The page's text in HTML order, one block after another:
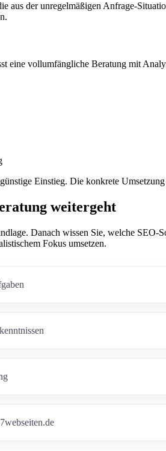
aus der unregelmäßigen Anfrage-
eine vollumfängliche Beratung mit
Einstieg. Die konkrete
weitergeht
Danach wissen Sie, welche SEO-
Fokus umsetzen.